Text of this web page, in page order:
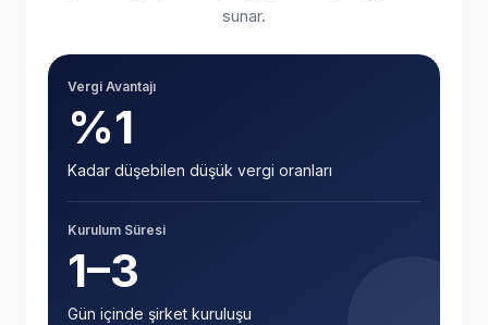
sunar.
Vergi Avantajı
%1
Kadar düşebilen düşük vergi oranları
Kurulum Süresi
1–3
Gün içinde şirket kuruluşu